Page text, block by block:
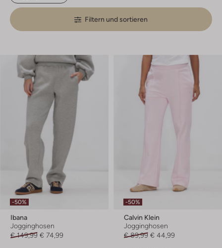
Filtern und sortieren
-50%
Ibana
Jogginghosen
€ 149,99 € 74,99
-50%
Calvin Klein
Jogginghosen
€ 89,99 € 44,99